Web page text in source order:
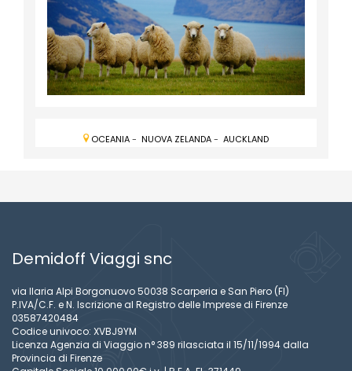
OCEANIA- NUOVA ZELANDA- AUCKLAND
Demidoff Viaggi snc
via Ilaria Alpi Borgonuovo 50038 Scarperia e San Piero (FI)
P.IVA/C.F. e N. Iscrizione al Registro delle Imprese di Firenze
03587420484
Codice univoco: XVBJ9YM
Licenza Agenzia di Viaggio n° 389 rilasciata il 15/11/1994 dalla
Provincia di Firenze